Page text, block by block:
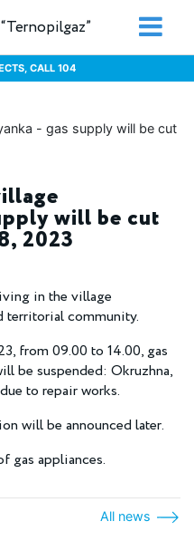
CALL 104
will be cut
2023
in the village
territorial community.
from 09.00 to 14.00, gas
be suspended: Okruzhna,
to repair works.
will be announced later.
gas appliances.
All news